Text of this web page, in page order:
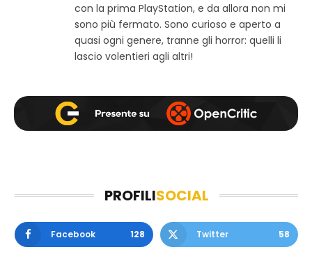
k
a
m
con la prima PlayStation, e da allora non mi
sono più fermato. Sono curioso e aperto a
quasi ogni genere, tranne gli horror: quelli li
lascio volentieri agli altri!
PROFILISOCIAL
Facebook 128 Twitter 58